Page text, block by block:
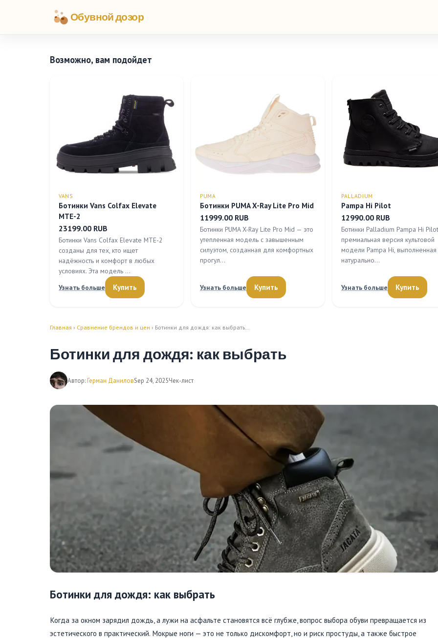
Обувной дозор
Возможно, вам подойдет
VANS
Ботинки Vans Colfax Elevate
MTE-2
23199.00 RUB
Ботинки Vans Colfax Elevate MTE-2
созданы для тех, кто ищет
надёжность и комфорт в любых
условиях. Эта модель …
Узнать больше
Купить
PUMA
Ботинки PUMA X-Ray Lite Pro Mid
11999.00 RUB
Ботинки PUMA X-Ray Lite Pro Mid — это
утепленная модель с завышенным
силуэтом, созданная для комфортных
прогул…
Узнать больше Купить
PALLADIUM
Pampa Hi Pilot
12990.00 RUB
Ботинки Palladium Pampa Hi
премиальная версия культовой
модели Pampa Hi, выполненная
натурально…
Узнать больше Купить
Главная › Сравнение брендов и цен › Ботинки для дождя: как выбрать…
Ботинки для дождя: как выбрать
Автор:Герман ДаниловSep 24, 2025Чек-лист
Ботинки для дождя: как выбрать
Когда за окном зарядил дождь, а лужи на асфальте становятся всё глубже, вопрос выбора обуви превращается из
эстетического в практический. Мокрые ноги — это не только дискомфорт, но и риск простуды, а также быстрое